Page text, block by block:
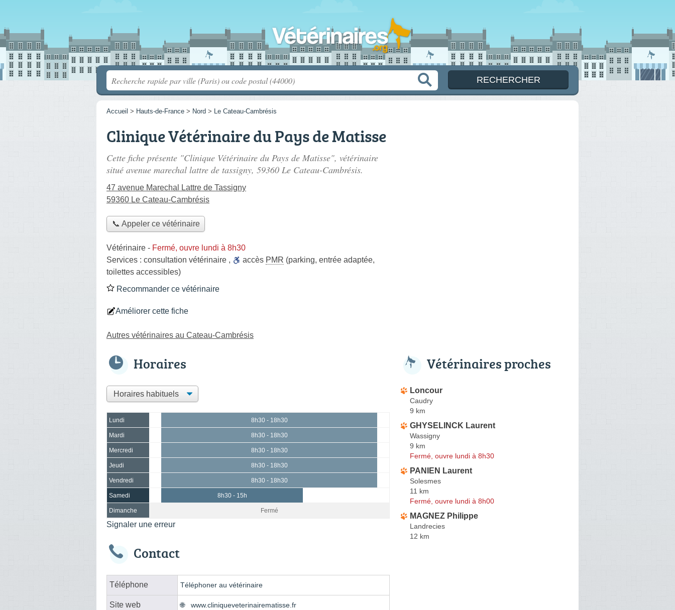
Accueil > Hauts-de-France > Nord > Le Cateau-Cambrésis
Clinique Vétérinaire du Pays de Matisse
Cette fiche présente "Clinique Vétérinaire du Pays de Matisse", vétérinaire
situé avenue marechal lattre de tassigny, 59360 Le Cateau-Cambrésis.
47 avenue Marechal Lattre de Tassigny
59360 Le Cateau-Cambrésis
📞 Appeler ce vétérinaire
Vétérinaire - Fermé, ouvre lundi à 8h30
Services : consultation vétérinaire , accès PMR (parking, entrée adaptée,
toilettes accessibles)
Recommander ce vétérinaire
Améliorer cette fiche
Autres vétérinaires au Cateau-Cambrésis
Horaires
Lundi 8h30 - 18h30
Mardi 8h30 - 18h30
Mercredi 8h30 - 18h30
Jeudi 8h30 - 18h30
Vendredi 8h30 - 18h30
Samedi 8h30 - 15h
Dimanche Fermé
Signaler une erreur
Contact
Téléphone Téléphoner au vétérinaire
Site web www.cliniqueveterinairematisse.fr
Vétérinaires proches
Loncour
Caudry
9 km
GHYSELINCK Laurent
Wassigny
9 km
Fermé, ouvre lundi à 8h30
PANIEN Laurent
Solesmes
11 km
Fermé, ouvre lundi à 8h00
MAGNEZ Philippe
Landrecies
12 km